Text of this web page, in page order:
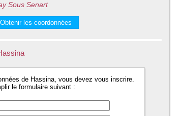
Sous Senart
Obtenir les coordonnées
de Hassina, vous devez vous inscrire.
le formulaire suivant :